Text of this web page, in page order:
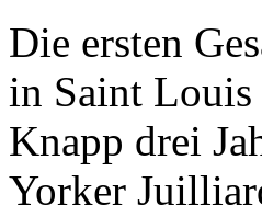
Die ersten
in Saint Louis
Knapp drei
Yorker